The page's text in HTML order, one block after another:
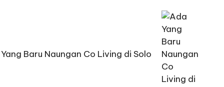
Baru Naungan Co Living di Solo